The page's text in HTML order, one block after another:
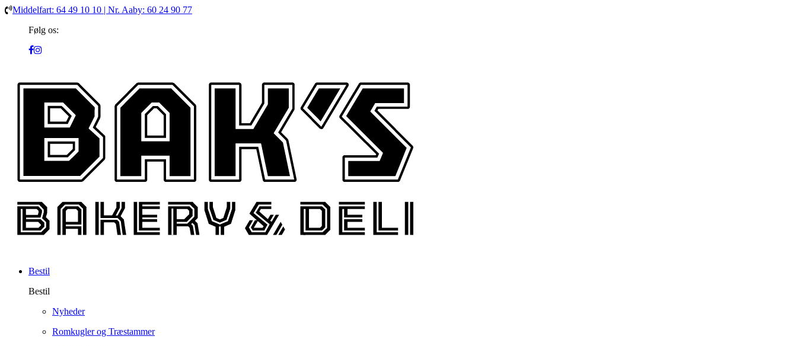
Middelfart: 64 49 10 10 | Nr. Aaby: 60 24 90 77
Følg os:
Bestil
Bestil
Nyheder
Romkugler og Træstammer